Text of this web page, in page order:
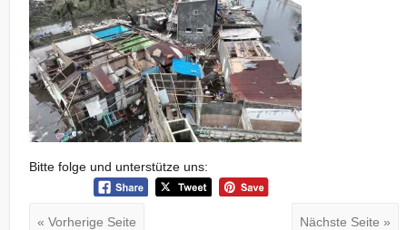
Bitte folge und unterstütze uns:
« Vorherige Seite Nächste Seite »